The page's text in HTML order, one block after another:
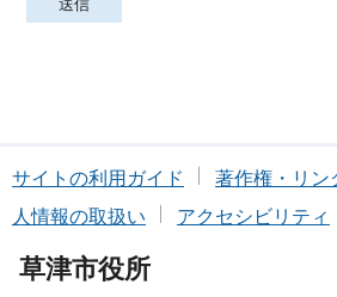
サイトの利用ガイド 著作権・リン
人情報の取扱い
アクセシビリティ
草津市役所